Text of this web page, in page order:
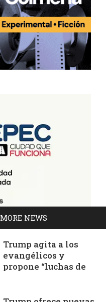
MORE NEWS
Trump agita a los
evangélicos y
propone “luchas de